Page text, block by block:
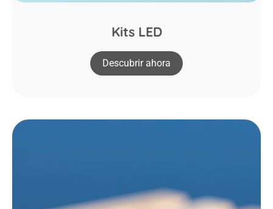
Kits LED
Descubrir ahora